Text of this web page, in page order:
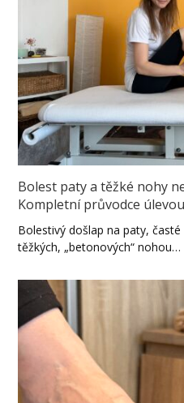
Bolest paty a těžké nohy
Kompletní průvodce
Bolestivý došlap na paty,
těžkých, „betonových“ nohou…